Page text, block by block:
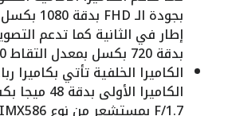
بدقة 720 بكسل بمعدل التقاط 240 إطار في الثانية.
الكاميرا الخلفية تأتي بكاميرا
الكاميرا